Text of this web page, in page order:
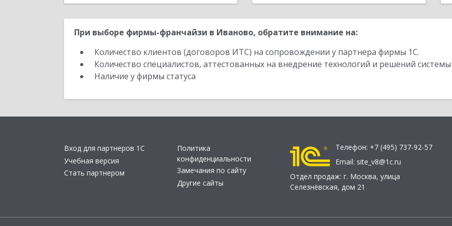
При выборе фирмы-франчайзи в Иваново, обратите внимание на:
Количество клиентов (договоров ИТС) на сопровождении у партнера фирмы 1С.
Количество специалистов, аттестованных на внедрение технологий и решений
Наличие у фирмы статуса
Вход для партнеров 1С
Учебная версия
Стать партнером
Политика
конфиденциальности
Замечания по сайту
Другие сайты
Телефон: +7 (495) 737-92-57
Email: site_v8@1c.ru
Отдел продаж: г. Москва, улица
Селезнёвская, дом 21